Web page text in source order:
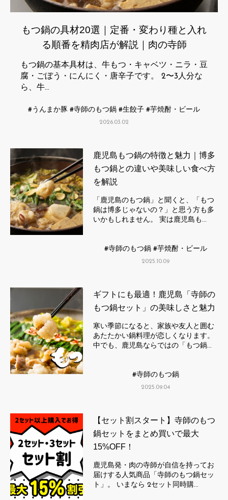
もつ鍋の具材20選｜定番・変わり種と入れ
る順番を精肉店が解説｜肉の寺師
もつ鍋の基本具材は、牛もつ・キャベツ・ニラ・豆
腐・ごぼう・にんにく・唐辛子です。 2〜3人分な
ら、牛…
うんまか豚 寺師のもつ鍋 生餃子 芋焼酎・ビール
2026.03.02
鹿児島もつ鍋の特徴と魅力｜博多
もつ鍋との違いや美味しい食べ方
を解説
「鹿児島のもつ鍋」と聞くと、「もつ
鍋は博多じゃないの？」と思う方も多
いかもしれません。 実は鹿児島も…
寺師のもつ鍋 芋焼酎・ビール
2025.10.09
ギフトにも最適！鹿児島「寺師の
もつ鍋セット」の美味しさと魅力
寒い季節になると、家族や友人と囲む
あたたかい鍋料理が恋しくなります。
中でも、鹿児島ならではの「もつ鍋…
寺師のもつ鍋
2025.09.04
【セット割スタート】寺師のもつ
鍋セットをまとめ買いで最大
15%OFF！
鹿児島発・肉の寺師が自信を持ってお
届けする人気商品「寺師のもつ鍋セッ
ト」。 いまなら 2セット同時購…